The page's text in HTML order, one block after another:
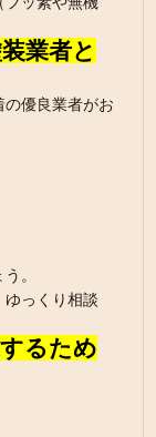
業者と
優良業者がお
。
ゆっくり相談
るため